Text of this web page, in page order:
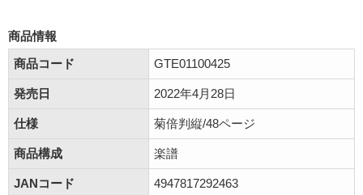
商品情報
商品コード
GTE01100425
発売日 2022年4月28日
仕様 菊倍判縦/48ページ
商品構成 楽譜
JANコード 4947817292463